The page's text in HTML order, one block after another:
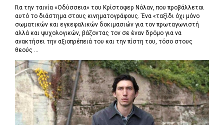
Για την ταινία «Οδύσσεια» του Κρίστοφερ Νόλαν,που προβάλλεται
αυτό το διάστημα στους κινηματογράφους. Ένα «ταξίδι όχι μόνο
σωματικών και εγκεφαλικών δοκιμασιών για τον πρωταγωνιστή
αλλά και ψυχολογικών, βάζοντας τον σε έναν δρόμο για να
ανακτήσει την αξιοπρέπειά του και την πίστη του, τόσο στους
θεούς ...